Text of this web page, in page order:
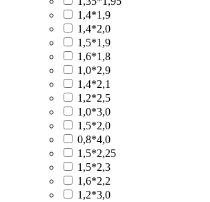
1,4*1,9
1,4*2,0
1,5*1,9
1,6*1,8
1,0*2,9
1,4*2,1
1,2*2,5
1,0*3,0
1,5*2,0
0,8*4,0
1,5*2,25
1,5*2,3
1,6*2,2
1,2*3,0